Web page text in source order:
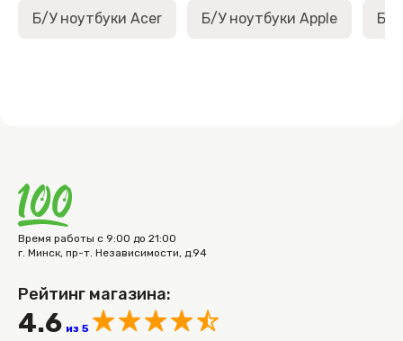
Б/У ноутбуки Acer Б/У ноутбуки Apple Б/У
Время работы с 9:00 до 21:00
г. Минск, пр-т. Независимости, д.94
Рейтинг магазина:
4.6 из 5